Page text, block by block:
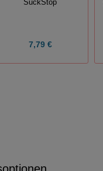
SuckStop
7,79 €